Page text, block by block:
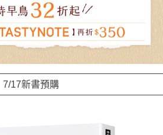
7/17新書預購